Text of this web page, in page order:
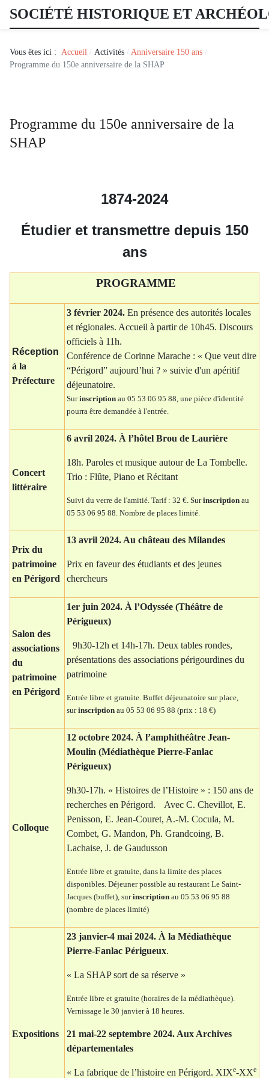
SOCIÉTÉ HISTORIQUE ET
Vous êtes ici : Accueil Activités
Anniversaire 150 ans
Programme du 150e anniversaire de la SHAP
Programme du 150e anniversaire de la
SHAP
1874-2024
Étudier et transmettre depuis 150
ans
PROGRAMME
Réception
à la
Préfecture
3 février 2024. En présence des autorités locales
et régionales. Accueil à partir de 10h45. Discours
officiels à 11h.
Conférence de Corinne Marache : « Que veut dire
“Périgord” aujourd’hui ? » suivie d'un apéritif
déjeunatoire.
Surinscription au 05 53 06 95 88, une pièce d'identité
pourra être demandée à l'entrée.
Concert
littéraire
6 avril 2024. À l’hôtel Brou de Laurière
18h. Paroles et musique autour de La Tombelle.
Trio : Flûte, Piano et Récitant
Suivi du verre de l'amitié. Tarif : 32 €. Surinscription au
05 53 06 95 88. Nombre de places limité.
Prix du
patrimoine
en Périgord
13 avril 2024. Au château des Milandes
Prix en faveur des étudiants et des jeunes
chercheurs
Salon des
associations
du
patrimoine
en Périgord
1er juin 2024. À l’Odyssée (Théâtre de
Périgueux)
9h30-12h et 14h-17h. Deux tables rondes,
présentations des associations périgourdines du
patrimoine
Entrée libre et gratuite. Buffet déjeunatoire sur place,
surinscription au 05 53 06 95 88 (prix : 18 €)
Colloque
12 octobre 2024. À l’amphithéâtre Jean-
Moulin (Médiathèque Pierre-Fanlac
Périgueux)
9h30-17h. « Histoires de l’Histoire » : 150 ans de
recherches en Périgord. Avec C. Chevillot, E.
Penisson, E. Jean-Couret, A.-M. Cocula, M.
Combet, G. Mandon, Ph. Grandcoing, B.
Lachaise, J. de Gaudusson
Entrée libre et gratuite, dans la limite des places
disponibles. Déjeuner possible au restaurant Le Saint-
Jacques (buffet), surinscription au 05 53 06 95 88
(nombre de places limité)
Expositions
23 janvier-4 mai 2024. À la Médiathèque
Pierre-Fanlac Périgueux.
« La SHAP sort de sa réserve »
Entrée libre et gratuite (horaires de la médiathèque).
Vernissage le 30 janvier à 18 heures.
21 mai-22 septembre 2024. Aux Archives
départementales
« La fabrique de l’histoire en Périgord. XIXe-XXe